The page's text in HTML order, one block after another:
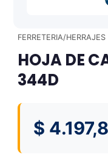
FERRETERIA/HERRAJES
HOJA DE
344D
$